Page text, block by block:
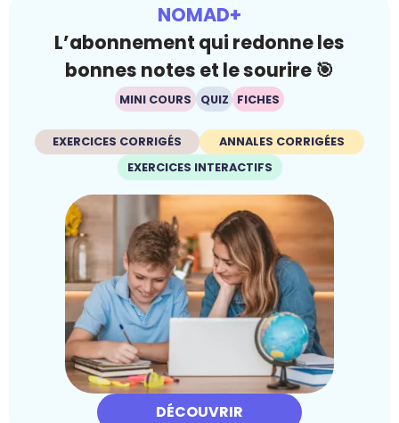
NOMAD+
L’abonnement qui redonne les
bonnes notes et le sourire 🎯
MINI COURS QUIZ FICHES
EXERCICES CORRIGÉS
ANNALES CORRIGÉES
EXERCICES INTERACTIFS
DÉCOUVRIR